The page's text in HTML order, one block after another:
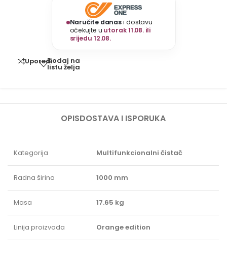
Naručite danasi dostavu
očekujte u utorak 11.08. ili
srijedu 12.08.
UporediDodaj na
listu želja
OPISDOSTAVA I ISPORUKA
Kategorija Multifunkcionalni čistač
Radna širina 1000 mm
Masa 17.65 kg
Linija proizvoda Orange edition